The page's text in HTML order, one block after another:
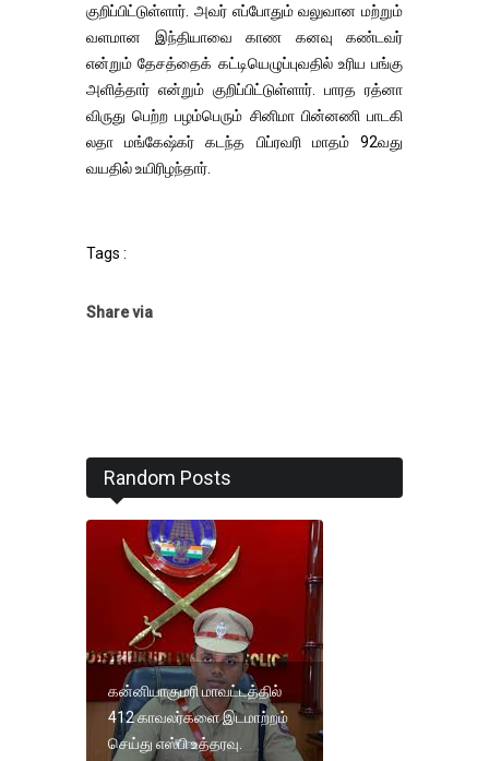
குறிப்பிட்டுள்ளார். அவர் எப்போதும் வலுவான மற்றும்
வளமான இந்தியாவை காண கனவு கண்டவர்
என்றும் தேசத்தைக் கட்டியெழுப்புவதில் உரிய பங்கு
அளித்தார் என்றும் குறிப்பிட்டுள்ளார். பாரத ரத்னா
விருது பெற்ற பழம்பெரும் சினிமா பின்னணி பாடகி
லதா மங்கேஷ்கர் கடந்த பிப்ரவரி மாதம் 92வது
வயதில் உயிரிழந்தார்.
Tags :
Share via
Random Posts
கன்னியாகுமரி மாவட்டத்தில்
412 காவலர்களை இடமாற்றம்
செய்து எஸ்பி உத்தரவு.